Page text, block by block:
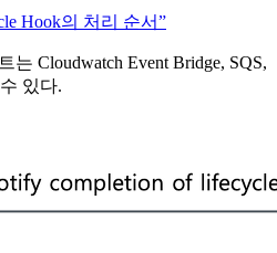
Hook의 처리 순서”
는 Cloudwatch Event Bridge, SQS,
있다.